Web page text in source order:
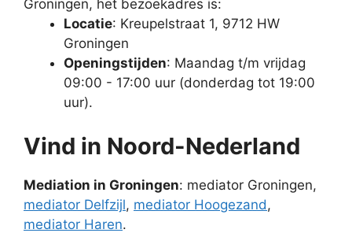
Groningen, het bezoekadres is:
Locatie: Kreupelstraat 1, 9712 HW
Groningen
Openingstijden: Maandag t/m vrijdag
09:00 - 17:00 uur (donderdag tot 19:00
uur).
Vind in Noord-Nederland
Mediation in Groningen: mediator Groningen,
mediator Delfzijl, mediator Hoogezand,
mediator Haren.